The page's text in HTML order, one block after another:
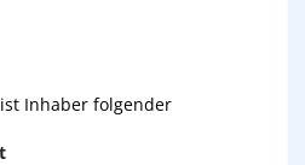
Inhaber folgender